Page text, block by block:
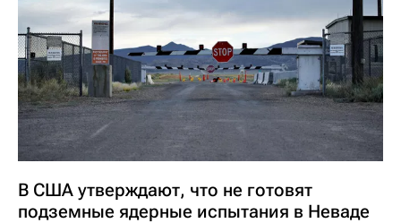
В США утверждают, что не готовят
подземные ядерные испытания в Неваде